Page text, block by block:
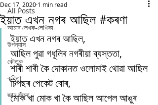
All Posts
আমাৰ লেখক-লেখিকা
উপন্যাস
কৌতুক
কবিতা
জ্ঞান সঁফুৰা
ইয়াত এখন নগৰ আছিল #কৰণা
Dec 17, 2020 1 min read
ইয়াত এখন নগৰ আছিল,
আছিল পুৱা গধূলিৰ নগৰীয়া ব্যস্ততা,
শাৰী শাৰী কৈ দোকানত ওলোমাই থোৱা আছিল
চিপছৰ পেকেট বোৰ,
মোক খা মোক খা কৈ আছিল আপেল আঙুৰ